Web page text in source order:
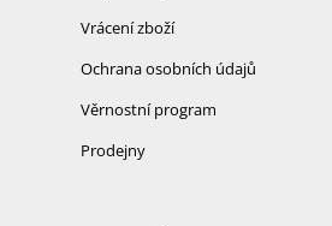
Vrácení zboží
Ochrana osobních údajů
Věrnostní program
Prodejny